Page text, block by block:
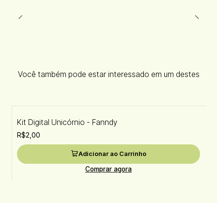
Você também pode estar interessado em um destes
Kit Digital Unicórnio - Fanndy
R$2,00
Adicionar ao Carrinho
Comprar agora